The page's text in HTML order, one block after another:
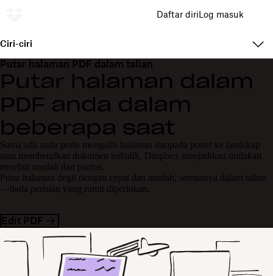
Daftar diriLog masuk
Ciri-ciri
Putar halaman PDF dalam talian
Putar halaman dalam
PDF anda dalam
beberapa saat
Sama ada anda perlu mengalih halaman daripada potret ke landskap
atau membetulkan dokumen terbalik, Dropbox menjadikan tindakan
tersebut mudah dan pantas.
Putar halaman degil dengan cepat dan mudah, semuanya dalam talian
—tiada perisian yang rumit diperlukan.
Edit PDF